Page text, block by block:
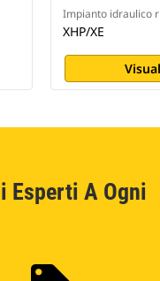
Impianto idraulico
XHP/XE
Esperti A Ogni